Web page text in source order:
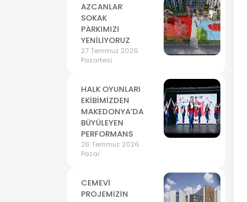
AZCANLAR
SOKAK
PARKIMIZI
YENİLİYORUZ
27 Temmuz 2026
Pazartesi
HALK OYUNLARI
EKİBİMİZDEN
MAKEDONYA’DA
BÜYÜLEYEN
PERFORMANS
26 Temmuz 2026
Pazar
CEMEVİ
PROJEMİZİN